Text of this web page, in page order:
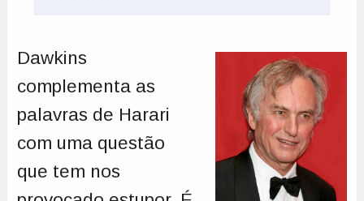
Dawkins
complementa as
palavras de Harari
com uma questão
que tem nos